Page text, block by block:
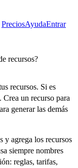
PreciosAyudaEntrar
recursos?
recursos. Si es
Crea un recurso para
generar las demás
y agrega los recursos
siempre nombres
reglas, tarifas,